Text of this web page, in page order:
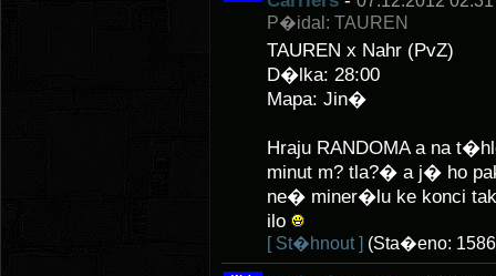
P�idal: TAUREN
TAUREN x Nahr (PvZ)
D�lka: 28:00
Mapa: Jin�
Hraju RANDOMA a na
minut m? tla?� a j� ho
ne� miner�lu ke konci tak
ilo
[ St�hnout ] (Sta�eno: